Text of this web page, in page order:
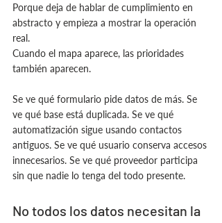
Porque deja de hablar de cumplimiento en
abstracto y empieza a mostrar la operación
real.
Cuando el mapa aparece, las prioridades
también aparecen.
Se ve qué formulario pide datos de más. Se
ve qué base está duplicada. Se ve qué
automatización sigue usando contactos
antiguos. Se ve qué usuario conserva accesos
innecesarios. Se ve qué proveedor participa
sin que nadie lo tenga del todo presente.
No todos los datos necesitan la